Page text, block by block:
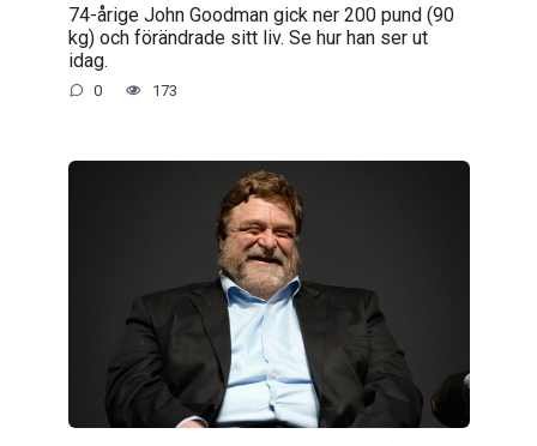
74-årige John Goodman gick ner 200 pund (90
kg) och förändrade sitt liv. Se hur han ser ut
idag.
0 173